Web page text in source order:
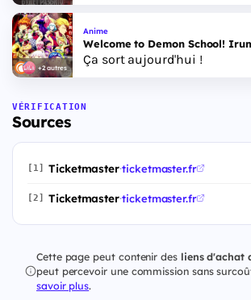
+2 autres
Anime
Welcome to Demon School!
Ça sort aujourd'hui !
VÉRIFICATION
Sources
[1] Ticketmaster·ticketmaster.fr
[2] Ticketmaster·ticketmaster.fr
Cette page peut contenir des liens d'achat
peut percevoir une commission sans
savoir plus.